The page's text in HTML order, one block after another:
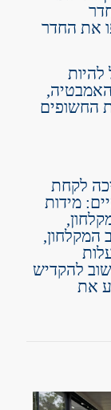
את החדר
החשופים
לקחת
מידות
המקלחון,
להקדיש
את